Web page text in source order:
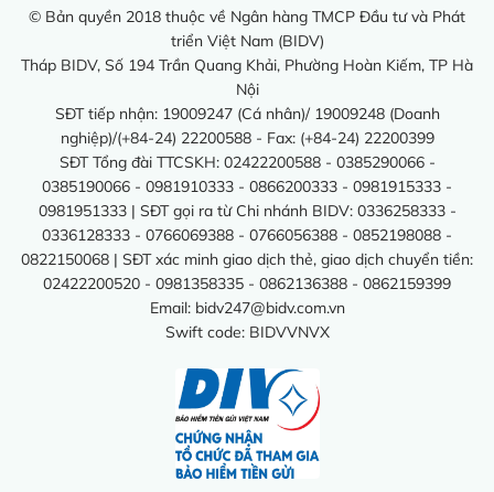
© Bản quyền 2018 thuộc về Ngân hàng TMCP Đầu tư và Phát
triển Việt Nam (BIDV)
Tháp BIDV, Số 194 Trần Quang Khải, Phường Hoàn Kiếm, TP Hà
Nội
SĐT tiếp nhận: 19009247 (Cá nhân)/ 19009248 (Doanh
nghiệp)/(+84-24) 22200588 - Fax: (+84-24) 22200399
SĐT Tổng đài TTCSKH: 02422200588 - 0385290066 -
0385190066 - 0981910333 - 0866200333 - 0981915333 -
0981951333 | SĐT gọi ra từ Chi nhánh BIDV: 0336258333 -
0336128333 - 0766069388 - 0766056388 - 0852198088 -
0822150068 | SĐT xác minh giao dịch thẻ, giao dịch chuyển tiền:
02422200520 - 0981358335 - 0862136388 - 0862159399
Email: bidv247@bidv.com.vn
Swift code: BIDVVNVX